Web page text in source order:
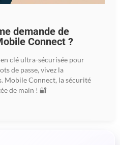
demande de
Connect ?
clé ultra-sécurisée pour
de passe, vivez la
Mobile Connect, la sécurité
de main ! 🔐